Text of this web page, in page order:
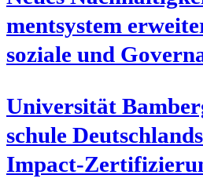
ment­sys­tem
sozia­le und
Uni­ver­si­tät
schu­le
Impact-